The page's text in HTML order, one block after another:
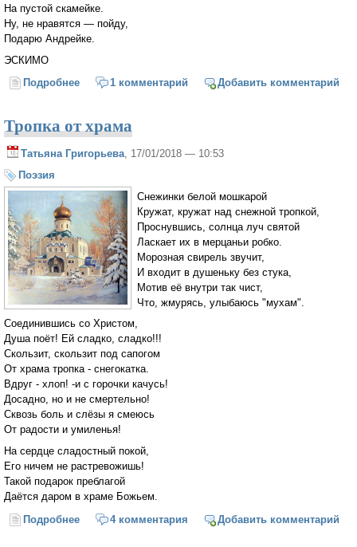
На пустой скамейке.
Ну, не нравятся — пойду,
Подарю Андрейке.
ЭСКИМО
Подробнее о Стихи для малышей
1 комментарий Добавить комментарий
Тропка от храма
Татьяна Григорьева , 17/01/2018 — 10:53
Поэзия
Снежинки белой мошкарой
Кружат, кружат над снежной тропкой,
Проснувшись, солнца луч святой
Ласкает их в мерцаньи робко.
Морозная свирель звучит,
И входит в душеньку без стука,
Мотив её внутри так чист,
Что, жмурясь, улыбаюсь "мухам".
Соединившись со Христом,
Душа поёт! Ей сладко, сладко!!!
Скользит, скользит под сапогом
От храма тропка - снегокатка.
Вдруг - хлоп! -и с горочки качусь!
Досадно, но и не смертельно!
Сквозь боль и слёзы я смеюсь
От радости и умиленья!
На сердце сладостный покой,
Его ничем не растревожишь!
Такой подарок преблагой
Даётся даром в храме Божьем.
Подробнее о Тропка от храма
4 комментария Добавить комментарий